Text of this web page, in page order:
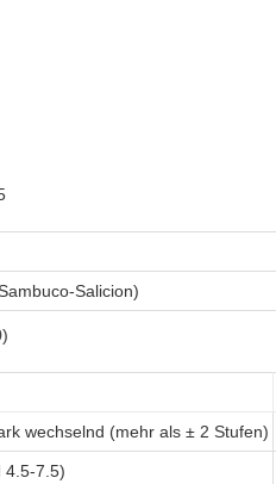
Salicion)
wechselnd (mehr als ± 2 Stufen)
4.5-7.5)